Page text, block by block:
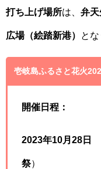
打ち上げ場所は、 弁天
広場（絵踏新港） とな
壱岐島ふるさと花火
開催日程：
2023年10月28日
祭）